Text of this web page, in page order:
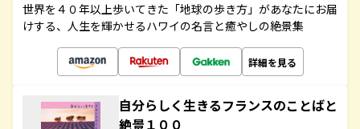
世界を４０年以上歩いてきた「地球の歩き方」があなたにお届
けする、人生を輝かせるハワイの名言と癒やしの絶景集
詳細を見る
自分らしく生きるフランスのことばと
絶景１００